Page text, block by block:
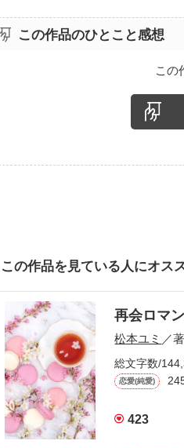
この作品のひとこと感想
この
この作品を見ている人にオス
再会ロマ
松本ユミ ／著
総文字数/
恋愛(純愛)
423